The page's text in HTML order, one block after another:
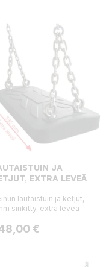
JA
EXTRA LEVEÄ
lautaistuin ja ketjut,
sinkitty, extra leveä
€